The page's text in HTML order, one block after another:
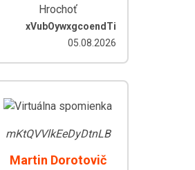
Hrochoť
xVubOywxgcoendTi
05.08.2026
mKtQVVlkEeDyDtnLB
Martin Dorotovič